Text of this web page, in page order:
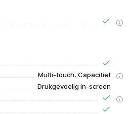
Multi-touch, Capacitief
Drukgevoelig in-screen